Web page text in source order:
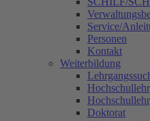
Service/
Personen
Kontakt
Weiterbildung
Doktorat